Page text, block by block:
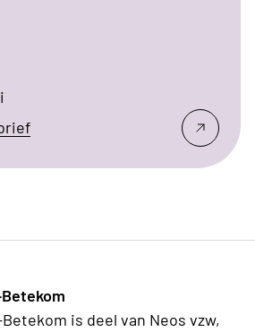
is deel van Neos vzw,